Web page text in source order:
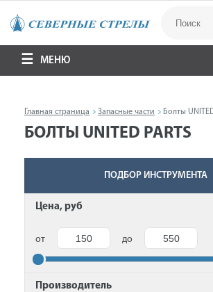
МЕНЮ
Главная страница Запасные части Болты
БОЛТЫ UNITED PARTS
ПОДБОР ИНСТРУМЕНТА
Цена, руб
от до
Производитель